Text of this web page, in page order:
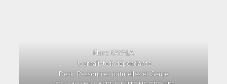
Flore KAYALA
Journaliste indépendante
Desk: Ressources naturelles et Genre